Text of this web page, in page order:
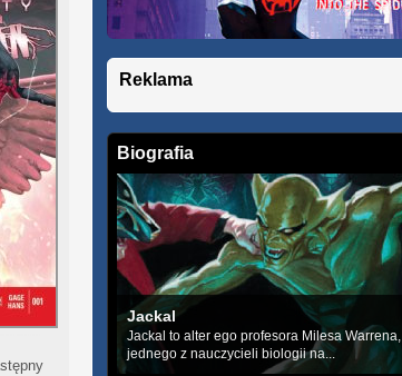
Reklama
Biografia
Jackal
Jackal to alter ego profesora Milesa Warrena,
jednego z nauczycieli biologii na...